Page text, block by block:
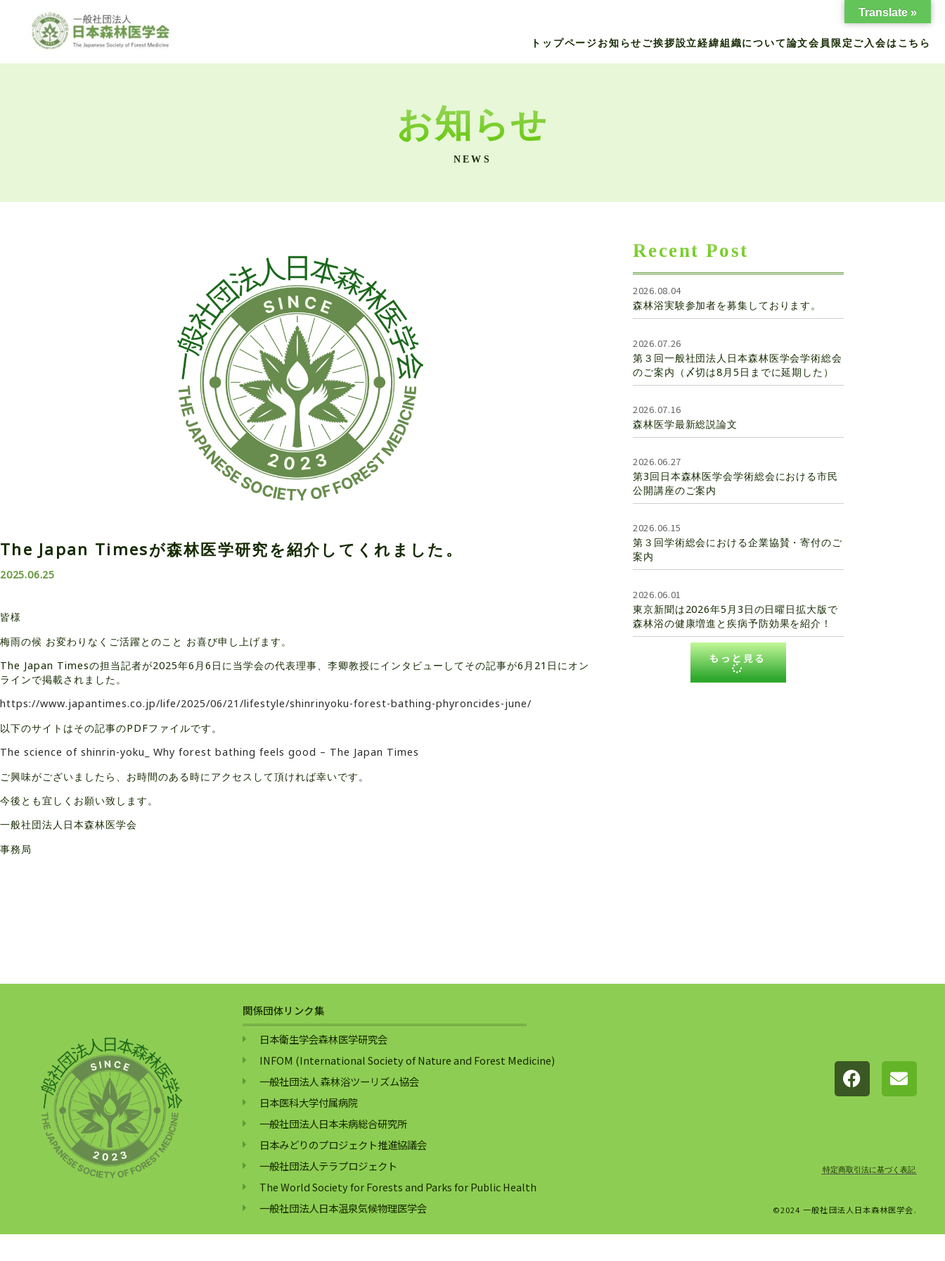
トップページお知らせご挨拶設立経緯組織について論文会員限定ご入会はこちら
お知 らせ
NEWS
The Japan Timesが森林医学研究を紹介してくれました。
2025.06.25
皆様
梅雨の候 お変わりなくご活躍とのこと お喜び申し上げます。
The Japan Timesの担当記者が2025年6月6日に当学会の代表理事、李卿教授にインタビューしてその記事が6月21日にオン
ラインで掲載されました。
https://www.japantimes.co.jp/life/2025/06/21/lifestyle/shinrinyoku-forest-bathing-phyroncides-june/
以下のサイトはその記事のPDFファイルです。
The science of shinrin-yoku_ Why forest bathing feels good – The Japan Times
ご興味がございましたら、お時間のある時にアクセスして頂ければ幸いです。
今後とも宜しくお願い致します。
一般社団法人日本森林医学会
事務局
Recent Post
2026.08.04
森林浴実験参加者を募集しております。
2026.07.26
第３回一般社団法人日本森林医学会学術総会
のご案内（〆切は8月5日までに延期した）
2026.07.16
森林医学最新総説論文
2026.06.27
第3回日本森林医学会学術総会における市民
公開講座のご案内
2026.06.15
第３回学術総会における企業協賛・寄付のご
案内
2026.06.01
東京新聞は2026年5月3日の日曜日拡大版で
森林浴の健康増進と疾病予防効果を紹介！
もっと見る
関係団体リンク集
日本衛生学会森林医学研究会
INFOM (International Society of Nature and Forest Medicine)
一般社団法人 森林浴ツーリズム協会
日本医科大学付属病院
一般社団法人日本未病総合研究所
日本みどりのプロジェクト推進協議会
一般社団法人テラプロジェクト
The World Society for Forests and Parks for Public Health
一般社団法人日本温泉気候物理医学会
特定商取引法に基づく表記
©2024 一般社団法人日本森林医学会.
Translate »